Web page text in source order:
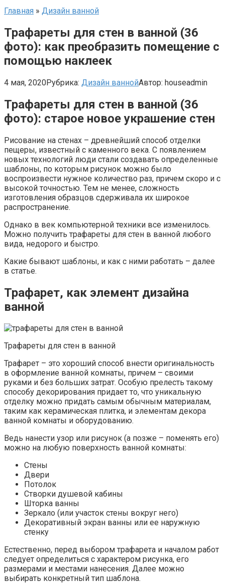
Главная » Дизайн ванной
Трафареты для стен в ванной (36
фото): как преобразить помещение с
помощью наклеек
4 мая, 2020Рубрика: Дизайн ваннойАвтор: houseadmin
Трафареты для стен в ванной (36
фото): старое новое украшение стен
Рисование на стенах – древнейший способ отделки
пещеры, известный с каменного века. С появлением
новых технологий люди стали создавать определенные
шаблоны, по которым рисунок можно было
воспроизвести нужное количество раз, причем скоро и с
высокой точностью. Тем не менее, сложность
изготовления образцов сдерживала их широкое
распространение.
Однако в век компьютерной техники все изменилось.
Можно получить трафареты для стен в ванной любого
вида, недорого и быстро.
Какие бывают шаблоны, и как с ними работать – далее
в статье.
Трафарет, как элемент дизайна
ванной
Трафареты для стен в ванной
Трафарет – это хороший способ внести оригинальность
в оформление ванной комнаты, причем – своими
руками и без больших затрат. Особую прелесть такому
способу декорирования придает то, что уникальную
отделку можно придать самым обычным материалам,
таким как керамическая плитка, и элементам декора
ванной комнаты и оборудованию.
Ведь нанести узор или рисунок (а позже – поменять его)
можно на любую поверхность ванной комнаты:
Стены
Двери
Потолок
Створки душевой кабины
Шторка ванны
Зеркало (или участок стены вокруг него)
Декоративный экран ванны или ее наружную
стенку
Естественно, перед выбором трафарета и началом работ
следует определиться с характером рисунка, его
размерами и местами нанесения. Далее можно
выбирать конкретный тип шаблона.